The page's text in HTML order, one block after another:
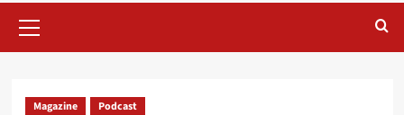
Magazine Podcast